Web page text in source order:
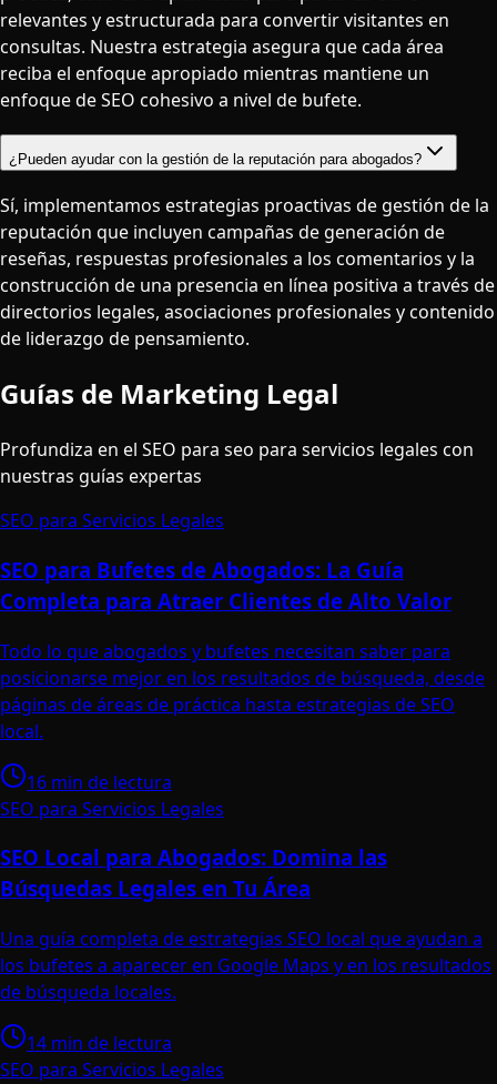
relevantes y estructurada para convertir visitantes en
consultas. Nuestra estrategia asegura que cada área
reciba el enfoque apropiado mientras mantiene un
enfoque de SEO cohesivo a nivel de bufete.
¿Pueden ayudar con la gestión de la reputación para abogados?
Sí, implementamos estrategias proactivas de gestión de la
reputación que incluyen campañas de generación de
reseñas, respuestas profesionales a los comentarios y la
construcción de una presencia en línea positiva a través de
directorios legales, asociaciones profesionales y contenido
de liderazgo de pensamiento.
Guías de Marketing Legal
Profundiza en el SEO para seo para servicios legales con
nuestras guías expertas
SEO para Servicios Legales
SEO para Bufetes de Abogados: La Guía
Completa para Atraer Clientes de Alto Valor
Todo lo que abogados y bufetes necesitan saber para
posicionarse mejor en los resultados de búsqueda, desde
páginas de áreas de práctica hasta estrategias de SEO
local.
16 min de lectura
SEO para Servicios Legales
SEO Local para Abogados: Domina las
Búsquedas Legales en Tu Área
Una guía completa de estrategias SEO local que ayudan a
los bufetes a aparecer en Google Maps y en los resultados
de búsqueda locales.
14 min de lectura
SEO para Servicios Legales